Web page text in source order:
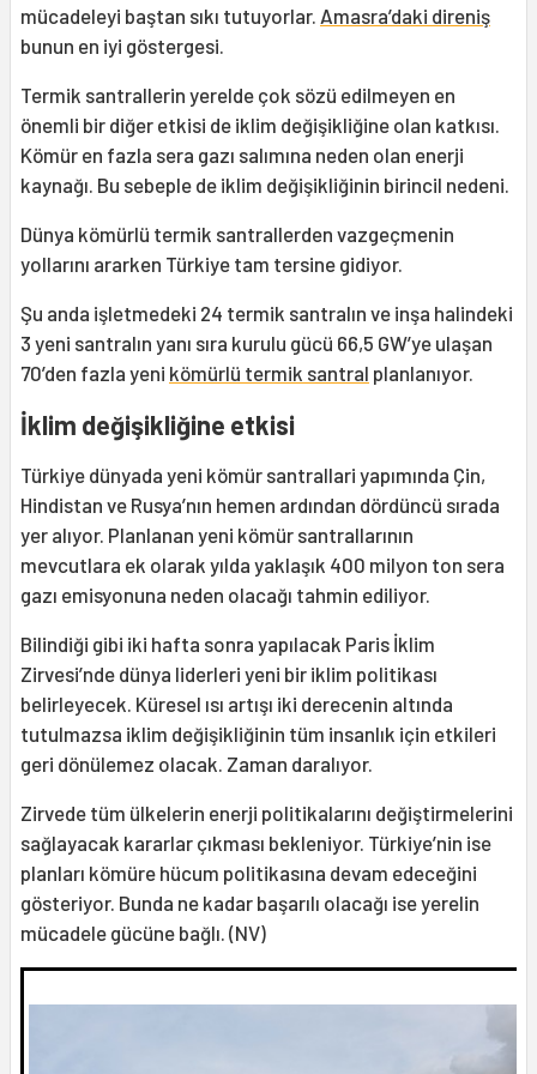
mücadeleyi baştan sıkı tutuyorlar. Amasra’daki direniş
bunun en iyi göstergesi.
Termik santrallerin yerelde çok sözü edilmeyen en
önemli bir diğer etkisi de iklim değişikliğine olan katkısı.
Kömür en fazla sera gazı salımına neden olan enerji
kaynağı. Bu sebeple de iklim değişikliğinin birincil nedeni.
Dünya kömürlü termik santrallerden vazgeçmenin
yollarını ararken Türkiye tam tersine gidiyor.
Şu anda işletmedeki 24 termik santralın ve inşa halindeki
3 yeni santralın yanı sıra kurulu gücü 66,5 GW’ye ulaşan
70’den fazla yeni kömürlü termik santral planlanıyor.
İklim değişikliğine etkisi
Türkiye dünyada yeni kömür santrallari yapımında Çin,
Hindistan ve Rusya’nın hemen ardından dördüncü sırada
yer alıyor. Planlanan yeni kömür santrallarının
mevcutlara ek olarak yılda yaklaşık 400 milyon ton sera
gazı emisyonuna neden olacağı tahmin ediliyor.
Bilindiği gibi iki hafta sonra yapılacak Paris İklim
Zirvesi’nde dünya liderleri yeni bir iklim politikası
belirleyecek. Küresel ısı artışı iki derecenin altında
tutulmazsa iklim değişikliğinin tüm insanlık için etkileri
geri dönülemez olacak. Zaman daralıyor.
Zirvede tüm ülkelerin enerji politikalarını değiştirmelerini
sağlayacak kararlar çıkması bekleniyor. Türkiye’nin ise
planları kömüre hücum politikasına devam edeceğini
gösteriyor. Bunda ne kadar başarılı olacağı ise yerelin
mücadele gücüne bağlı. (NV)